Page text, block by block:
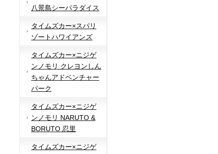
八景島シーパラダイス
タイムズカー×スパリ
ゾートハワイアンズ
タイムズカー×ニジゲ
ンノモリ クレヨンしん
ちゃんアドベンチャー
パーク
タイムズカー×ニジゲ
ンノモリ NARUTO &
BORUTO 忍里
タイムズカー×ニジゲ